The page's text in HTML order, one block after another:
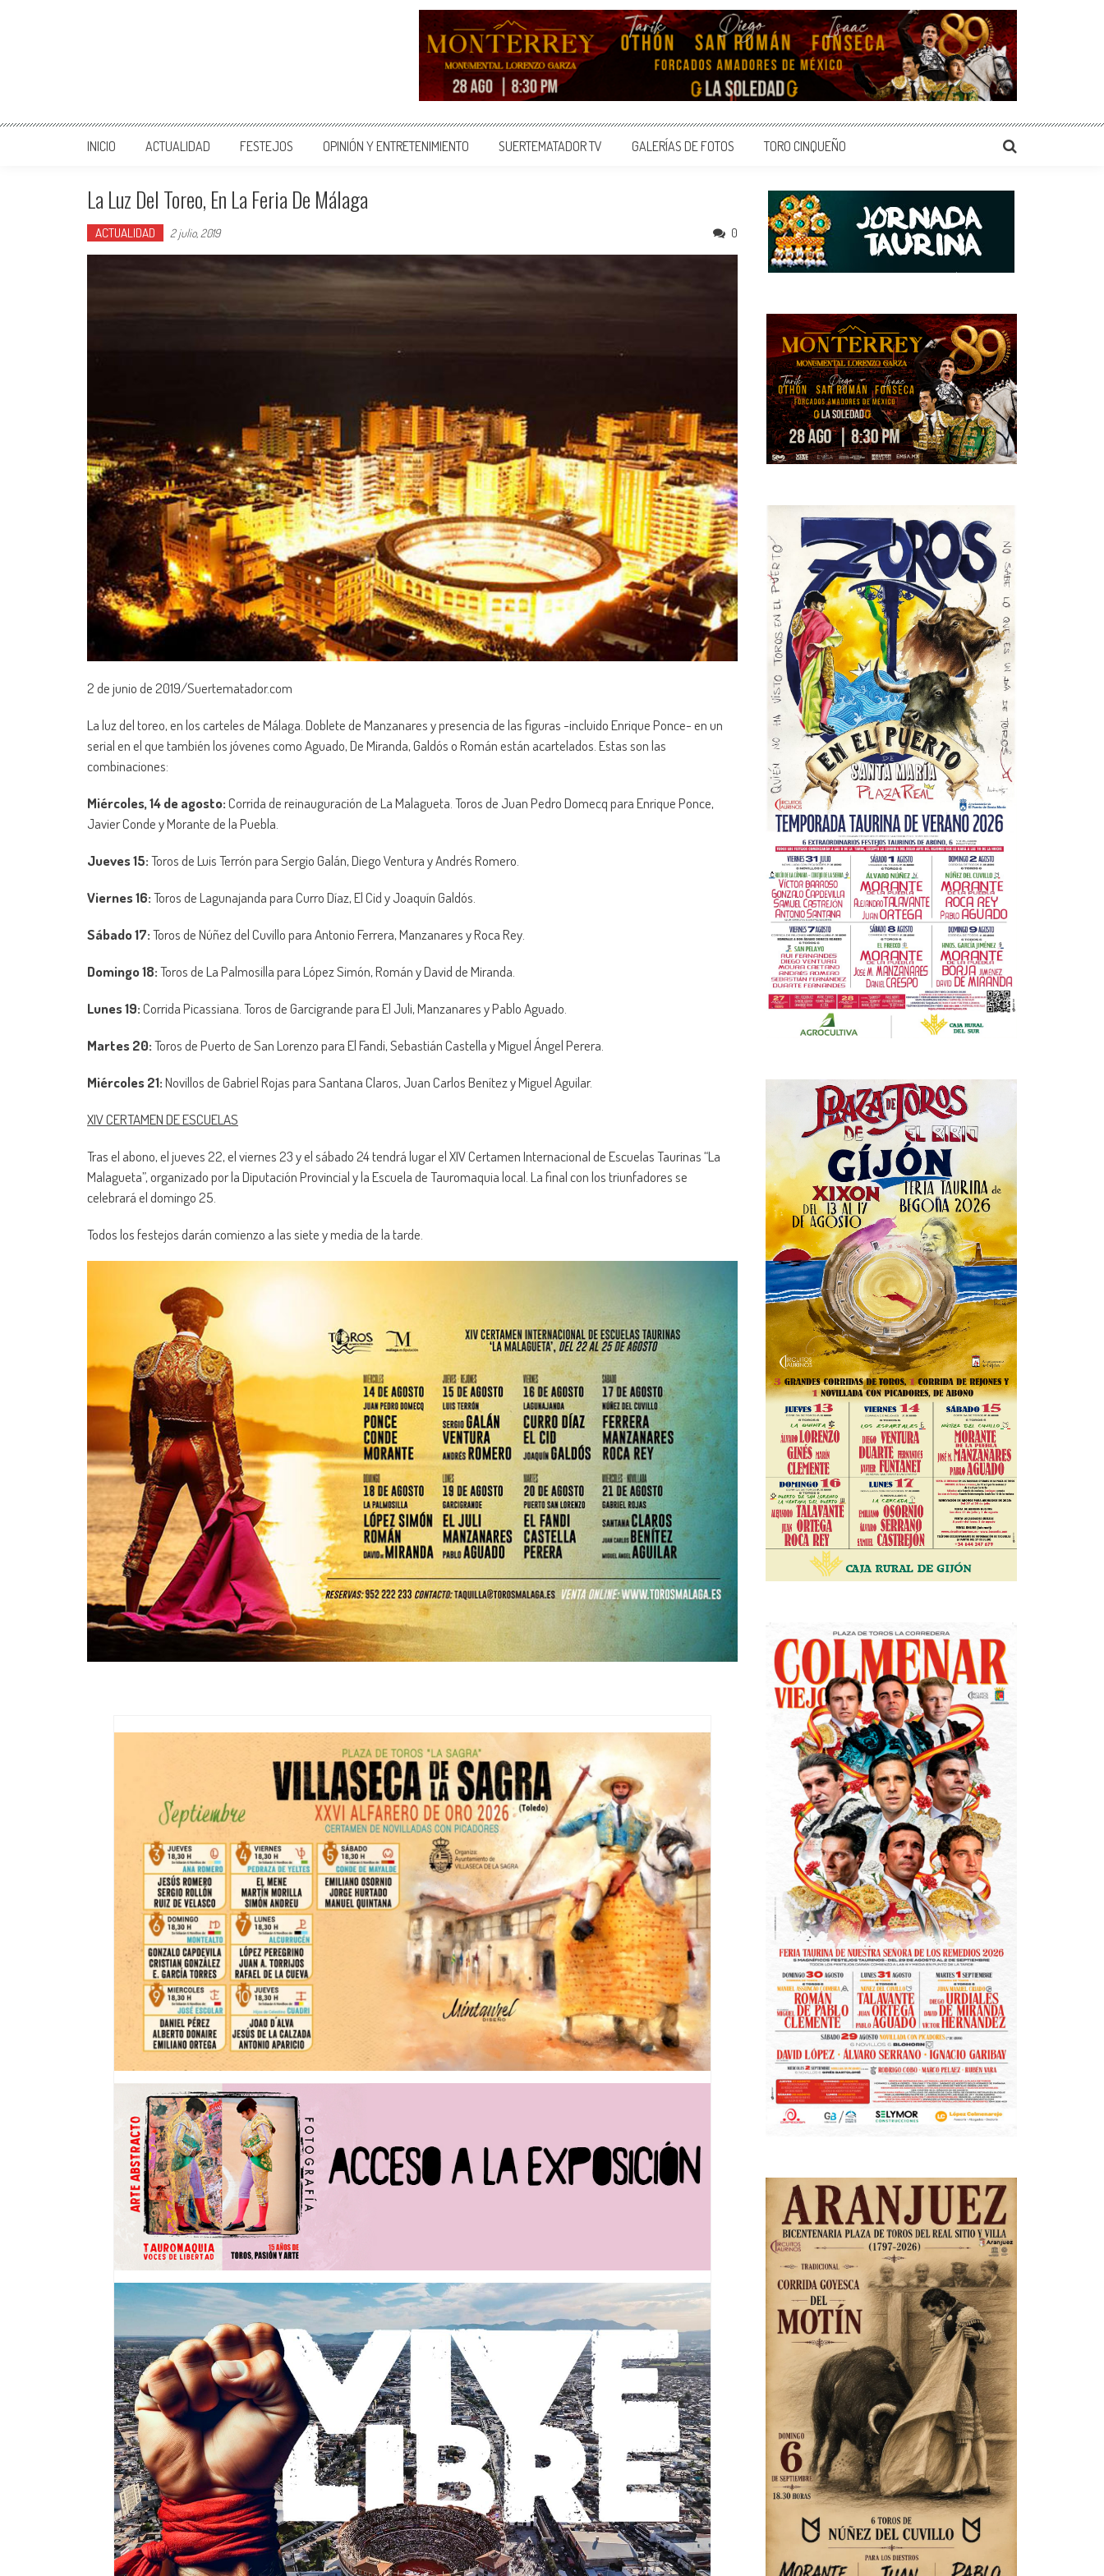
INICIO ACTUALIDAD FESTEJOS OPINIÓN Y ENTRETENIMIENTO SUERTEMATADOR TV GALERÍAS DE FOTOS TORO CINQUEÑO
La Luz Del Toreo, En La Feria De Málaga
ACTUALIDAD 2 julio, 2019 0
2 de junio de 2019/Suertematador.com
La luz del toreo, en los carteles de Málaga. Doblete de Manzanares y presencia de las figuras -incluido Enrique Ponce- en un
serial en el que también los jóvenes como Aguado, De Miranda, Galdós o Román están acartelados. Estas son las
combinaciones:
Miércoles, 14 de agosto:Corrida de reinauguración de La Malagueta. Toros de Juan Pedro Domecq para Enrique Ponce,
Javier Conde y Morante de la Puebla.
Jueves 15:Toros de Luis Terrón para Sergio Galán, Diego Ventura y Andrés Romero.
Viernes 16:Toros de Lagunajanda para Curro Díaz, El Cid y Joaquín Galdós.
Sábado 17:Toros de Núñez del Cuvillo para Antonio Ferrera, Manzanares y Roca Rey.
Domingo 18:Toros de La Palmosilla para López Simón, Román y David de Miranda.
Lunes 19:Corrida Picassiana. Toros de Garcigrande para El Juli, Manzanares y Pablo Aguado.
Martes 20:Toros de Puerto de San Lorenzo para El Fandi, Sebastián Castella y Miguel Ángel Perera.
Miércoles 21:Novillos de Gabriel Rojas para Santana Claros, Juan Carlos Benítez y Miguel Aguilar.
XIV CERTAMEN DE ESCUELAS
Tras el abono, el jueves 22, el viernes 23 y el sábado 24 tendrá lugar el XIV Certamen Internacional de Escuelas Taurinas “La
Malagueta”, organizado por la Diputación Provincial y la Escuela de Tauromaquia local. La final con los triunfadores se
celebrará el domingo 25.
Todos los festejos darán comienzo a las siete y media de la tarde.